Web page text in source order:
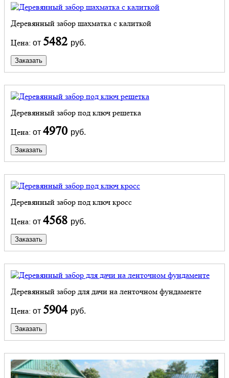
Деревянный забор шахматка с калиткой
Цена: от 5482 руб.
Заказать
Деревянный забор под ключ решетка
Цена: от 4970 руб.
Заказать
Деревянный забор под ключ кросс
Цена: от 4568 руб.
Заказать
Деревянный забор для дачи на ленточном фундаменте
Цена: от 5904 руб.
Заказать